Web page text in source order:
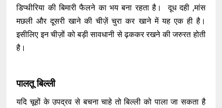
डिप्थीरिया की बिमारी फैलने का भय बना रहता है। दूध दही ,मांस
मछली और दूसरी खाने की चीज़ें चुरा कर खाने में यह एक ही है।
इसीलिए इन चीज़ों को बड़ी सावधानी से ढ़ककर रखने की जरुरत होती
है।
पालतू बिल्ली
यदि चूहों के उपद्रव से बचना चाहे तो बिल्ली को पाला जा सकता है